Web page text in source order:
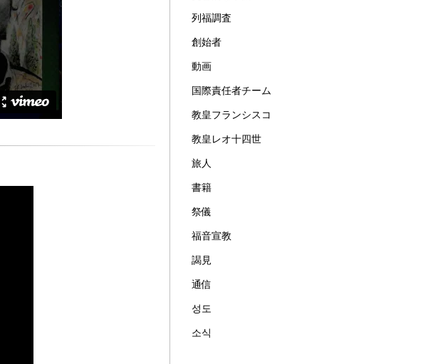
列福調査
創始者
動画
国際責任者チーム
教皇フランシスコ
教皇レオ十四世
旅人
書籍
祭儀
福音宣教
謁見
通信
성도
소식